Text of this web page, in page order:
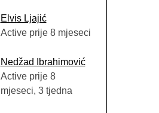
Elvis Ljajić
Active prije 8 mjeseci
Nedžad Ibrahimović
Active prije 8
mjeseci, 3 tjedna